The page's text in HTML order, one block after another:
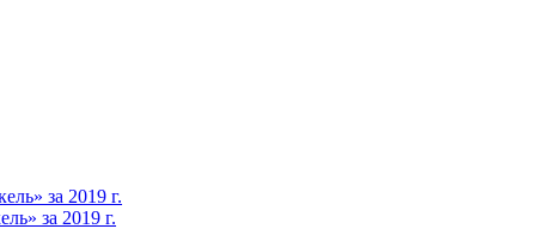
за 2019 г.
за 2019 г.